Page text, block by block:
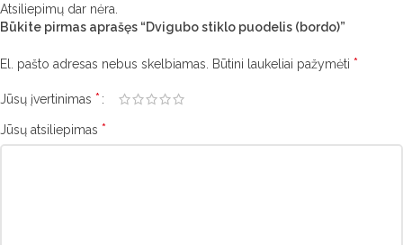
Atsiliepimų dar nėra.
Būkite pirmas aprašęs “Dvigubo stiklo puodelis (bordo)”
El. pašto adresas nebus skelbiamas. Būtini laukeliai pažymėti *
Jūsų įvertinimas *
Jūsų atsiliepimas *